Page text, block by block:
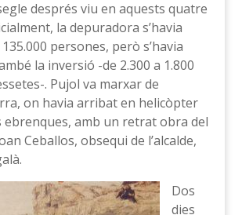
després viu en aquests quatre
la depuradora s’havia
persones, però s’havia
la inversió -de 2.300 a 1.800
. Pujol va marxar de
on havia arribat en helicòpter
ebrenques, amb un retrat obra del
Ceballos, obsequi de l’alcalde,
Dos
dies